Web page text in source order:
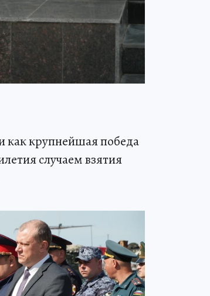
как крупнейшая победа
случаем взятия